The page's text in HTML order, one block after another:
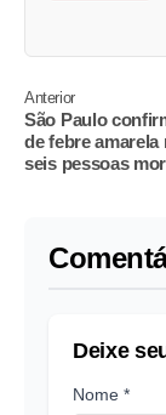
Anterior
São Paulo
de febre amarela
seis pessoas
Deixe
Nome *